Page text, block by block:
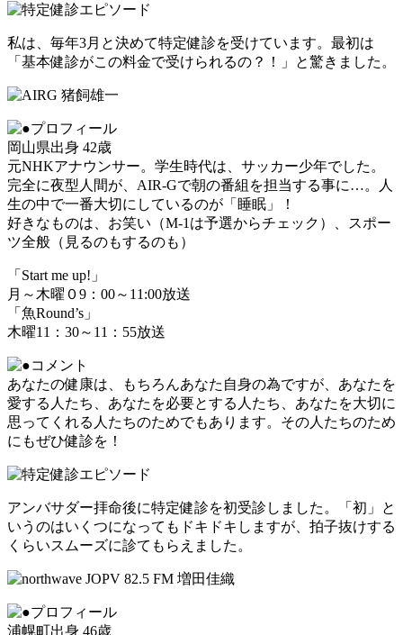
私は、毎年3月と決めて特定健診を受けています。最初は
「基本健診がこの料金で受けられるの？！」と驚きました。
岡山県出身 42歳
元NHKアナウンサー。学生時代は、サッカー少年でした。
完全に夜型人間が、AIR-Gで朝の番組を担当する事に…。人
生の中で一番大切にしているのが「睡眠」！
好きなものは、お笑い（M-1は予選からチェック）、スポー
ツ全般（見るのもするのも）
「Start me up!」
月～木曜０9：00～11:00放送
「魚Round’s」
木曜11：30～11：55放送
あなたの健康は、もちろんあなた自身の為ですが、あなたを
愛する人たち、あなたを必要とする人たち、あなたを大切に
思ってくれる人たちのためでもあります。その人たちのため
にもぜひ健診を！
アンバサダー拝命後に特定健診を初受診しました。「初」と
いうのはいくつになってもドキドキしますが、拍子抜けする
くらいスムーズに診てもらえました。
浦幌町出身 46歳